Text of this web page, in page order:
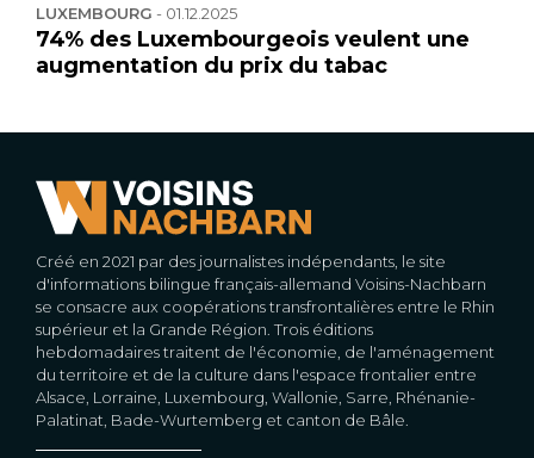
LUXEMBOURG - 01.12.2025
74% des Luxembourgeois veulent une
augmentation du prix du tabac
Créé en 2021 par des journalistes indépendants, le site
d'informations bilingue français-allemand Voisins-Nachbarn
se consacre aux coopérations transfrontalières entre le Rhin
supérieur et la Grande Région. Trois éditions
hebdomadaires traitent de l'économie, de l'aménagement
du territoire et de la culture dans l'espace frontalier entre
Alsace, Lorraine, Luxembourg, Wallonie, Sarre, Rhénanie-
Palatinat, Bade-Wurtemberg et canton de Bâle.